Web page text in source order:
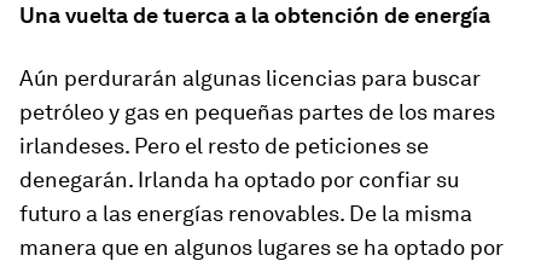
Una vuelta de tuerca a la obtención de energía
Aún perdurarán algunas licencias para buscar
petróleo y gas en pequeñas partes de los mares
irlandeses. Pero el resto de peticiones se
denegarán. Irlanda ha optado por confiar su
futuro a las energías renovables. De la misma
manera que en algunos lugares se ha optado por